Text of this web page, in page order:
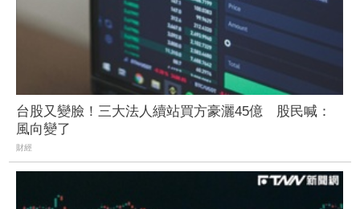
台股又變臉！三大法人續站買方豪灑45億 股民喊：
風向變了
財經